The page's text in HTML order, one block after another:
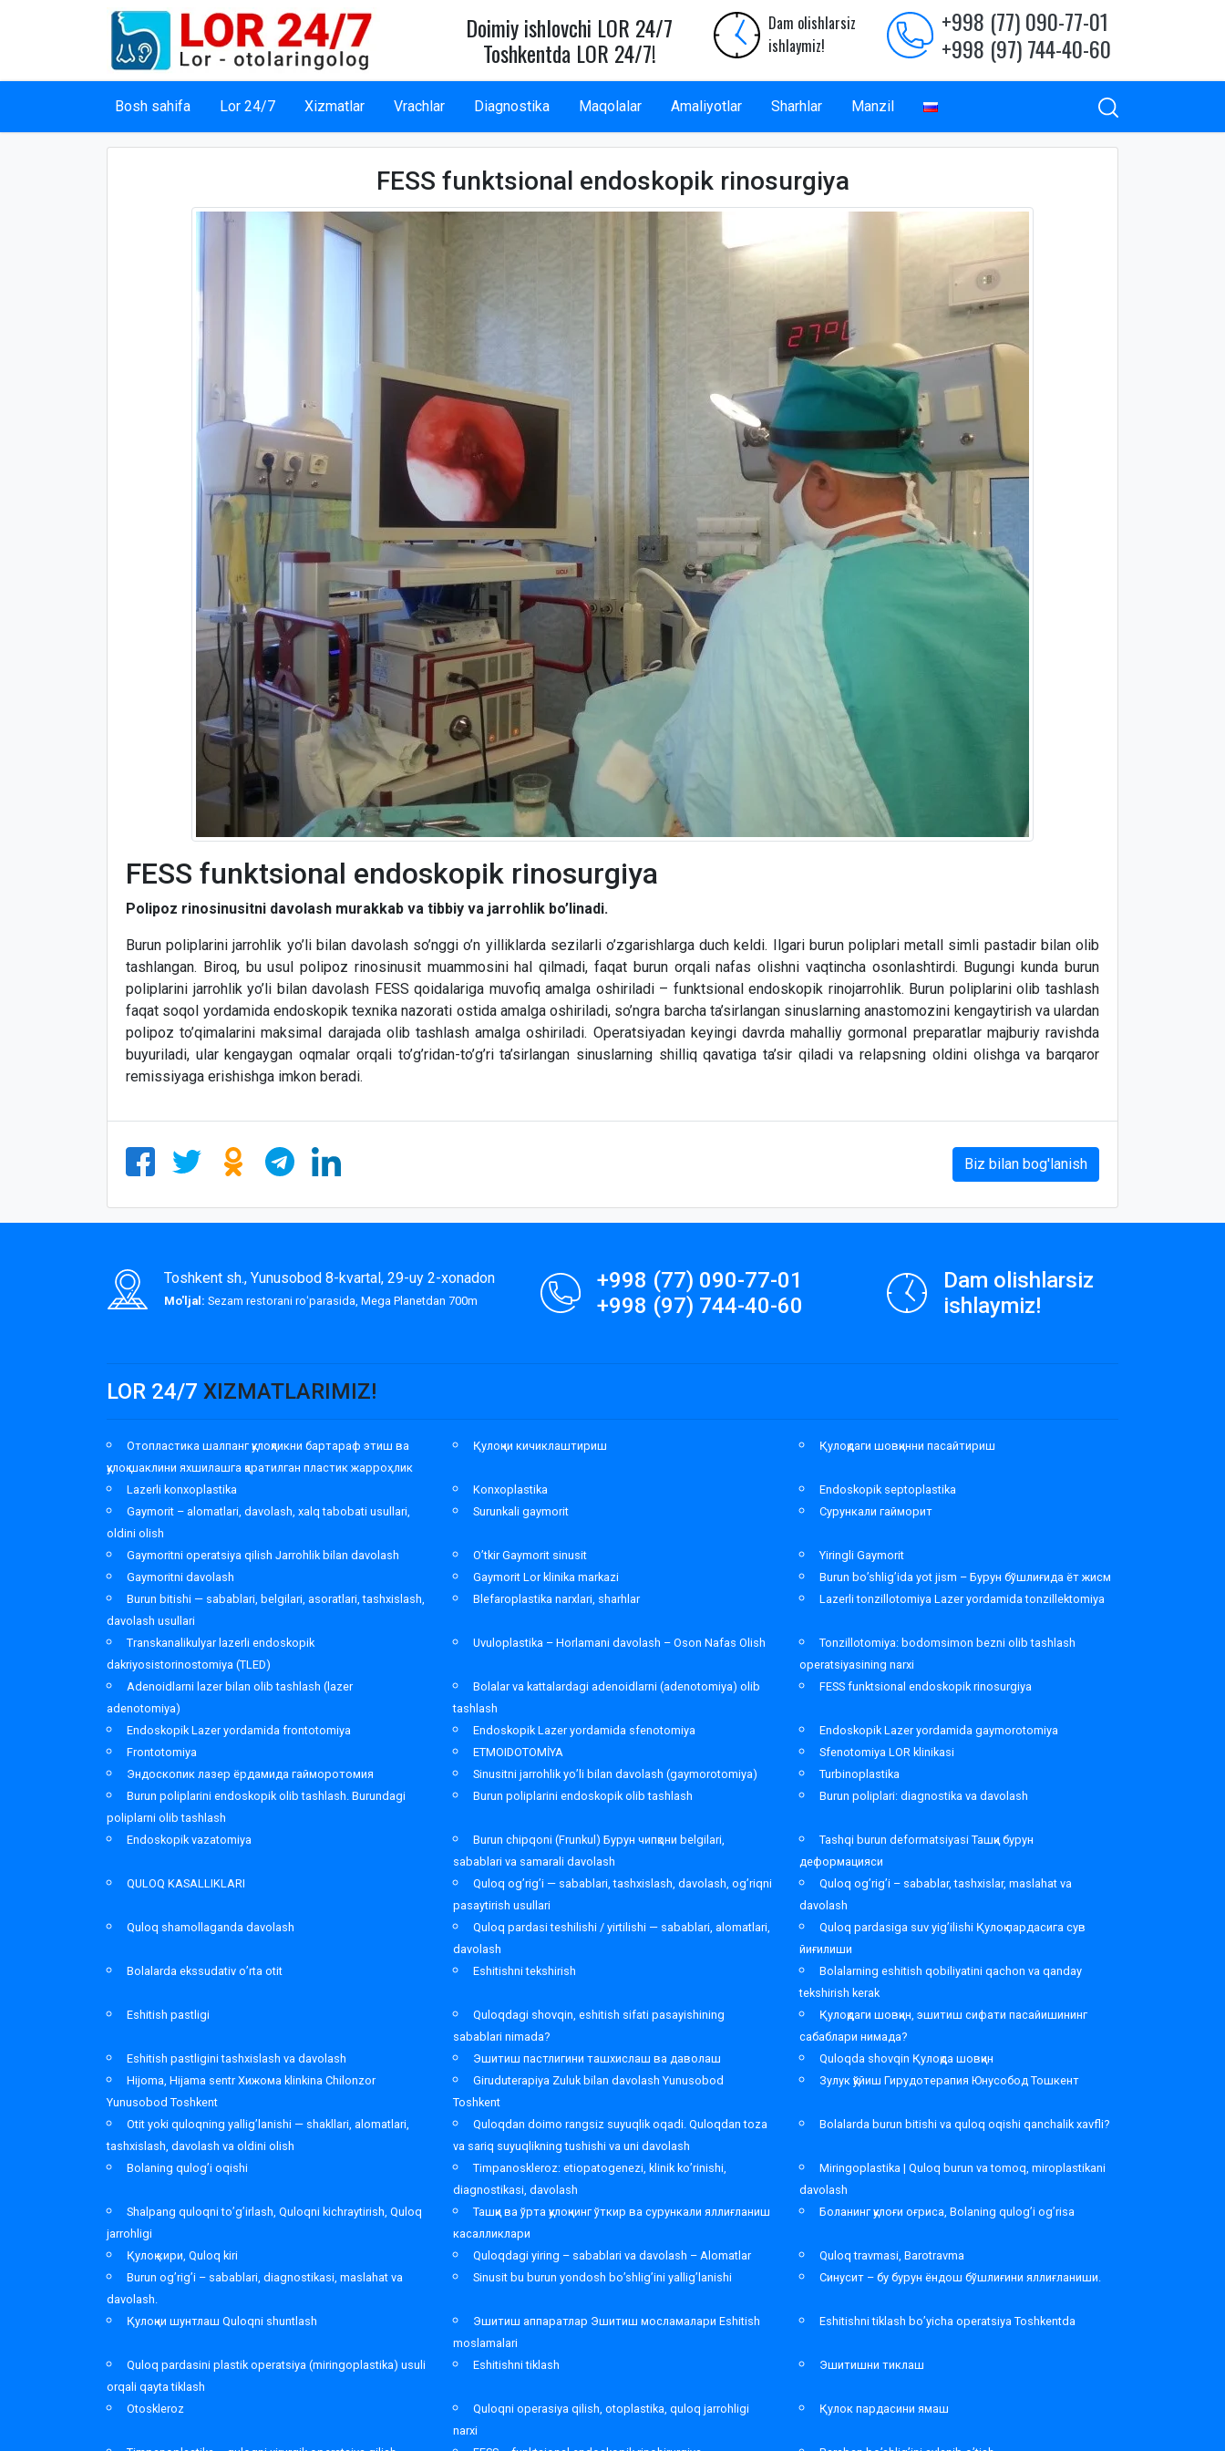
Doimiy ishlovchi LOR 24/7
Toshkentda LOR 24/7!
Dam olishlarsiz
ishlaymiz!
+998 (77) 090-77-01
+998 (97) 744-40-60
Bosh sahifa Lor 24/7 Xizmatlar Vrachlar Diagnostika Maqolalar Amaliyotlar Sharhlar Manzil
FESS funktsional endoskopik rinosurgiya
FESS funktsional endoskopik rinosurgiya
Polipoz rinosinusitni davolash murakkab va tibbiy va jarrohlik bo’linadi.
Burun poliplarini jarrohlik yo’li bilan davolash so’nggi o’n yilliklarda sezilarli o’zgarishlarga duch keldi. Ilgari burun poliplari metall simli pastadir bilan olib
tashlangan. Biroq, bu usul polipoz rinosinusit muammosini hal qilmadi, faqat burun orqali nafas olishni vaqtincha osonlashtirdi. Bugungi kunda burun
poliplarini jarrohlik yo’li bilan davolash FESS qoidalariga muvofiq amalga oshiriladi – funktsional endoskopik rinojarrohlik. Burun poliplarini olib tashlash
faqat soqol yordamida endoskopik texnika nazorati ostida amalga oshiriladi, so’ngra barcha ta’sirlangan sinuslarning anastomozini kengaytirish va ulardan
polipoz to’qimalarini maksimal darajada olib tashlash amalga oshiriladi. Operatsiyadan keyingi davrda mahalliy gormonal preparatlar majburiy ravishda
buyuriladi, ular kengaygan oqmalar orqali to’g’ridan-to’g’ri ta’sirlangan sinuslarning shilliq qavatiga ta’sir qiladi va relapsning oldini olishga va barqaror
remissiyaga erishishga imkon beradi.
Biz bilan bog'lanish
Toshkent sh., Yunusobod 8-kvartal, 29-uy 2-xonadon
Mo'ljal: Sezam restorani roʻparasida, Mega Planetdan 700m
+998 (77) 090-77-01
+998 (97) 744-40-60
Dam olishlarsiz
ishlaymiz!
LOR 24/7 XIZMATLARIMIZ!
Отопластика шалпанг қулоқликни бартараф этиш ва
қулоқ шаклини яхшилашга қаратилган пластик жарроҳлик
Қулоқни кичиклаштириш Қулоқдаги шовқинни пасайтириш
Lazerli konxoplastika Konxoplastika
Endoskopik septoplastika
Gaymorit – alomatlari, davolash, xalq tabobati usullari,
oldini olish
Surunkali gaymorit Сурункали гайморит
Gaymoritni operatsiya qilish Jarrohlik bilan davolash O’tkir Gaymorit sinusit
Yiringli Gaymorit
Gaymoritni davolash
Gaymorit Lor klinika markazi
Burun bo’shlig’ida yot jism – Бурун бўшлиғида ёт жисм
Burun bitishi — sabablari, belgilari, asoratlari, tashxislash,
davolash usullari
Blefaroplastika narxlari, sharhlar Lazerli tonzillotomiya Lazer yordamida tonzillektomiya
Transkanalikulyar lazerli endoskopik
dakriyosistorinostomiya (TLED)
Uvuloplastika – Horlamani davolash – Oson Nafas Olish
Tonzillotomiya: bodomsimon bezni olib tashlash
operatsiyasining narxi
Adenoidlarni lazer bilan olib tashlash (lazer
adenotomiya)
Bolalar va kattalardagi adenoidlarni (adenotomiya) olib
tashlash
FESS funktsional endoskopik rinosurgiya
Endoskopik Lazer yordamida frontotomiya Endoskopik Lazer yordamida sfenotomiya
Endoskopik Lazer yordamida gaymorotomiya
Frontotomiya
ETMOIDOTOMİYA
Sfenotomiya LOR klinikasi
Эндоскопик лазер ёрдамида гайморотомия
Sinusitni jarrohlik yo’li bilan davolash (gaymorotomiya)
Turbinoplastika
Burun poliplarini endoskopik olib tashlash. Burundagi
poliplarni olib tashlash
Burun poliplarini endoskopik olib tashlash Burun poliplari: diagnostika va davolash
Endoskopik vazatomiya
Burun chipqoni (Frunkul) Бурун чипқони belgilari,
sabablari va samarali davolash
Tashqi burun deformatsiyasi Ташқи бурун
деформацияси
QULOQ KASALLIKLARI
Quloq og’rig’i — sabablari, tashxislash, davolash, og’riqni
pasaytirish usullari
Quloq og’rig’i – sabablar, tashxislar, maslahat va
davolash
Quloq shamollaganda davolash
Quloq pardasi teshilishi / yirtilishi — sabablari, alomatlari,
davolash
Quloq pardasiga suv yig’ilishi Қулоқ пардасига сув
йиғилиши
Bolalarda ekssudativ o’rta otit
Eshitishni tekshirish
Bolalarning eshitish qobiliyatini qachon va qanday
tekshirish kerak
Eshitish pastligi
Quloqdagi shovqin, eshitish sifati pasayishining
sabablari nimada?
Қулоқдаги шовқин, эшитиш сифати пасайишининг
сабаблари нимада?
Eshitish pastligini tashxislash va davolash
Эшитиш пастлигини ташхислаш ва даволаш
Quloqda shovqin Қулоқда шовқин
Hijoma, Hijama sentr Хижома klinkina Chilonzor
Yunusobod Toshkent
Giruduterapiya Zuluk bilan davolash Yunusobod
Toshkent
Зулук қўйиш Гирудотерапия Юнусобод Тошкент
Otit yoki quloqning yallig’lanishi — shakllari, alomatlari,
tashxislash, davolash va oldini olish
Quloqdan doimo rangsiz suyuqlik oqadi. Quloqdan toza
va sariq suyuqlikning tushishi va uni davolash
Bolalarda burun bitishi va quloq oqishi qanchalik xavfli?
Bolaning qulog’i oqishi
Timpanoskleroz: etiopatogenezi, klinik ko’rinishi,
diagnostikasi, davolash
Miringoplastika | Quloq burun va tomoq, miroplastikani
davolash
Shalpang quloqni to’g’irlash, Quloqni kichraytirish, Quloq
jarrohligi
Ташқи ва ўрта қулоқнинг ўткир ва сурункали яллиғланиш
касалликлари
Боланинг қулоғи оғриса, Bolaning qulog’i og’risa
Қулоқ кири, Quloq kiri Quloqdagi yiring – sabablari va davolash – Alomatlar
Quloq travmasi, Barotravma
Burun og’rig’i – sabablari, diagnostikasi, maslahat va
davolash.
Sinusit bu burun yondosh bo’shlig’ini yallig’lanishi Синусит – бу бурун ёндош бўшлиғини яллиғланиши.
Қулоқни шунтлаш Quloqni shuntlash
Эшитиш аппаратлар Эшитиш мосламалари Eshitish
moslamalari
Eshitishni tiklash bo’yicha operatsiya Toshkentda
Quloq pardasini plastik operatsiya (miringoplastika) usuli
orqali qayta tiklash
Eshitishni tiklash Эшитишни тиклаш
Otoskleroz
Quloqni operasiya qilish, otoplastika, quloq jarrohligi
narxi
Қулок пардасини ямаш